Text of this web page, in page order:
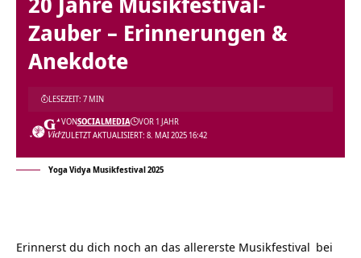
Zauber – Erinnerungen &
Anekdote
ZULETZT AKTUALISIERT: 8. MAI 2025 16:42
VONSOCIALMEDIA VOR 1 JAHR
LESEZEIT: 7 MIN
Yoga Vidya Musikfestival 2025
Erinnerst du dich noch an das allererste Musikfestival bei